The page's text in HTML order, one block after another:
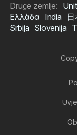
Druge zemlje:
Ελλάδα India 日
Srbija Slovenija